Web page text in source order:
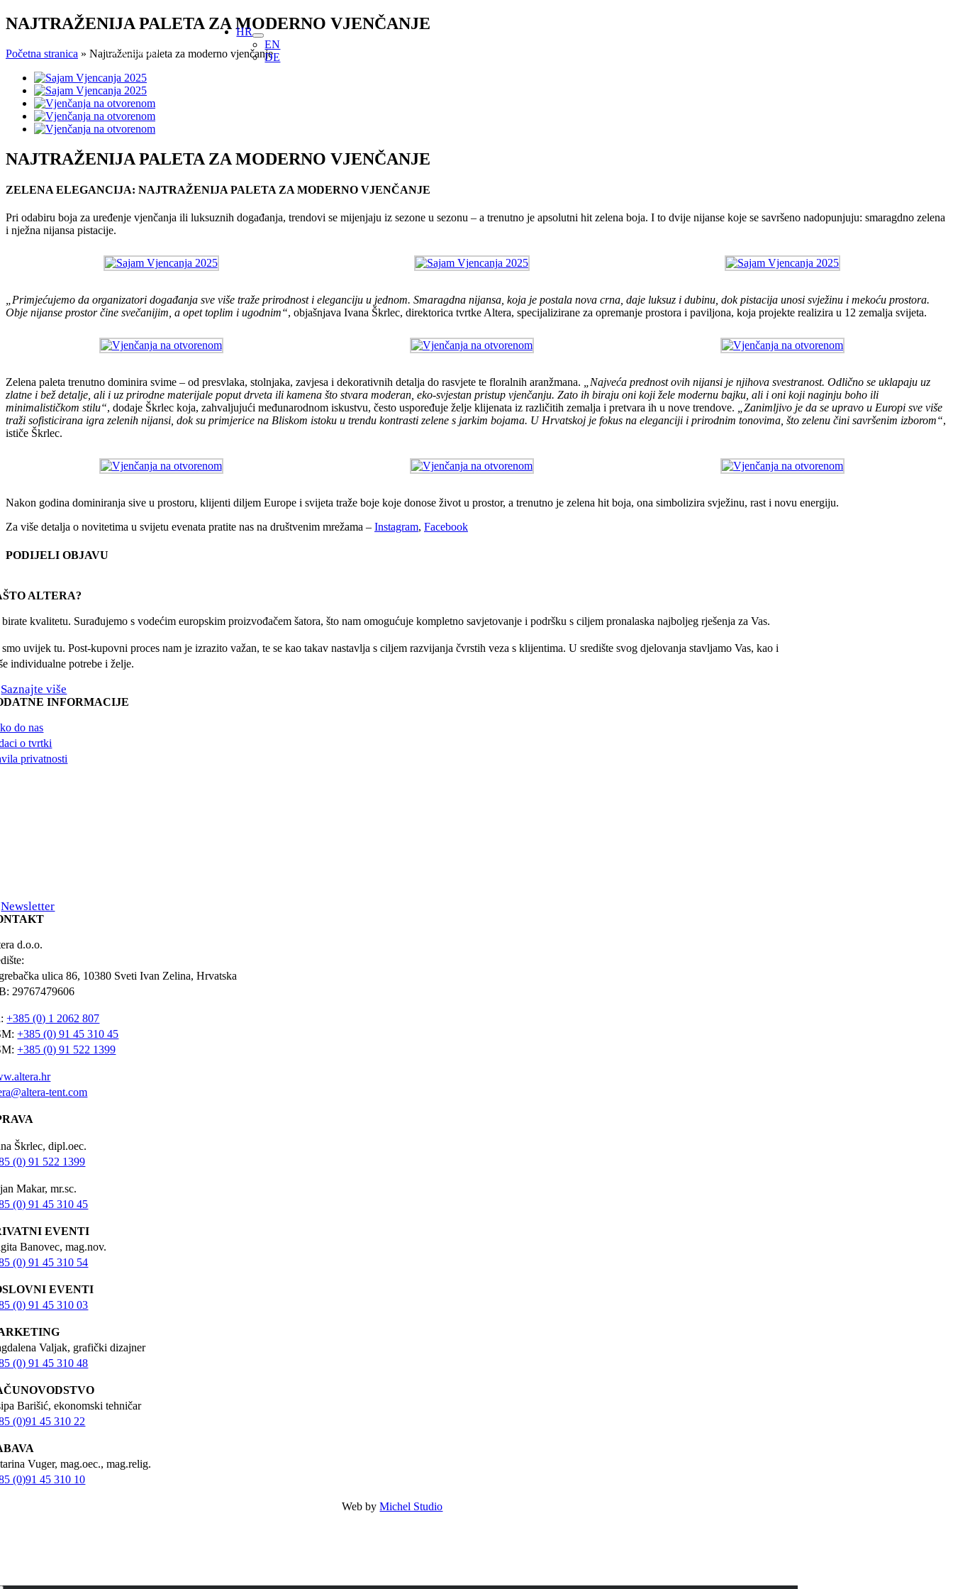
Skip
to
HR
EN
DE
NAJTRAŽENIJA PALETA ZA MODERNO VJENČANJE
Početna stranica » Najtraženija paleta za moderno vjenčanje
View
Larger
Image
NAJTRAŽENIJA PALETA ZA MODERNO VJENČANJE
ZELENA ELEGANCIJA: NAJTRAŽENIJA PALETA ZA MODERNO VJENČANJE
Pri odabiru boja za uređenje vjenčanja ili luksuznih događanja, trendovi se mijenjaju iz sezone u sezonu – a trenutno je apsolutni hit zelena boja. I to dvije nijanse koje se savršeno nadopunjuju: smaragdno zelena
i nježna nijansa pistacije.
„Primjećujemo da organizatori događanja sve više traže prirodnost i eleganciju u jednom. Smaragdna nijansa, koja je postala nova crna, daje luksuz i dubinu, dok pistacija unosi svježinu i mekoću prostora.
Obje nijanse prostor čine svečanijim, a opet toplim i ugodnim“, objašnjava Ivana Škrlec, direktorica tvrtke Altera, specijalizirane za opremanje prostora i paviljona, koja projekte realizira u 12 zemalja svijeta.
Zelena paleta trenutno dominira svime – od presvlaka, stolnjaka, zavjesa i dekorativnih detalja do rasvjete te floralnih aranžmana.
„Najveća prednost ovih nijansi je njihova svestranost. Odlično se uklapaju uz
zlatne i bež detalje, ali i uz prirodne materijale poput drveta ili kamena što stvara moderan, eko-svjestan pristup vjenčanju. Zato ih biraju oni koji žele modernu bajku, ali i oni koji naginju boho ili
minimalističkom stilu“, dodaje Škrlec koja, zahvaljujući međunarodnom iskustvu, često uspoređuje želje klijenata iz različitih zemalja i pretvara ih u nove trendove.
„Zanimljivo je da se upravo u Europi sve više
traži sofisticirana igra zelenih nijansi, dok su primjerice na Bliskom istoku u trendu kontrasti zelene s jarkim bojama. U Hrvatskoj je fokus na eleganciji i prirodnim tonovima, što zelenu čini savršenim izborom“,
ističe Škrlec.
Nakon godina dominiranja sive u prostoru, klijenti diljem Europe i svijeta traže boje koje donose život u prostor, a trenutno je zelena hit boja, ona simbolizira svježinu, rast i novu energiju.
Za više detalja o novitetima u svijetu evenata pratite nas na društvenim mrežama – Instagram, Facebook
PODIJELI OBJAVU
ALTERA?
birate kvalitetu. Surađujemo s vodećim europskim proizvođačem šatora, što nam omogućuje kompletno savjetovanje i podršku s ciljem pronalaska najboljeg rješenja za Vas.
smo uvijek tu. Post-kupovni proces nam je izrazito važan, te se kao takav nastavlja s ciljem razvijanja čvrstih veza s klijentima. U središte svog djelovanja stavljamo Vas, kao i
individualne potrebe i želje.
Saznajte više
INFORMACIJE
do nas
o tvrtki
privatnosti
Newsletter
d.o.o.
ulica 86, 10380 Sveti Ivan Zelina, Hrvatska
29767479606
+385 (0) 1 2062 807
+385 (0) 91 45 310 45
+385 (0) 91 522 1399
tent.com
Škrlec, dipl.oec.
(0) 91 522 1399
Makar, mr.sc.
(0) 91 45 310 45
EVENTI
Banovec, mag.nov.
(0) 91 45 310 54
EVENTI
(0) 91 45 310 03
Valjak, grafički dizajner
(0) 91 45 310 48
Barišić, ekonomski tehničar
(0)91 45 310 22
Vuger, mag.oec., mag.relig.
(0)91 45 310 10
Web byMichel Studio